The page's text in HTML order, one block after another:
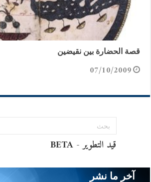
قصة الحضارة بين نقيضين
07/10/2009
آخر ما نشر